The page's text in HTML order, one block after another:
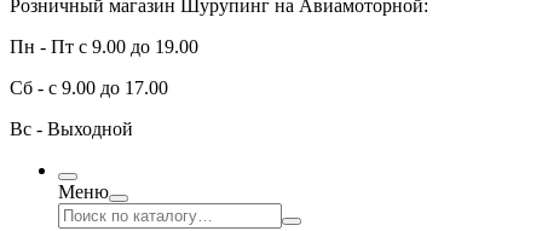
Розничный магазин Шурупинг на Авиамоторной:
Пн - Пт с 9.00 до 19.00
Сб - с 9.00 до 17.00
Вс - Выходной
Меню